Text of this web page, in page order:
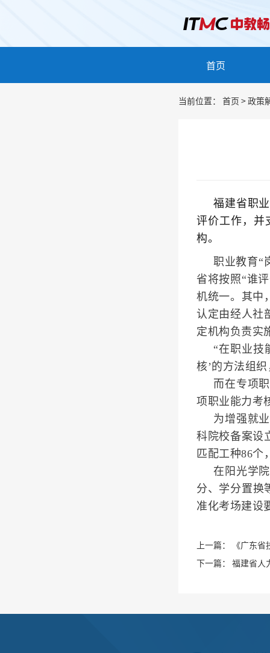
首页
当前位置： 首页 > 政策
福建省职
评价工作，并
构。
职业教育“
省将按照“谁
机统一。其中
认定由经人社
定机构负责实
“在职业技
核’的方法组
而在专项
项职业能力考
为增强就
科院校备案设
匹配工种86个
在阳光学
分、学分置换
准化考场建设
上一篇： 《广东
下一篇： 福建省人